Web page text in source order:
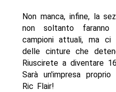
Non manca, infine, la
non soltanto
campioni attuali, ma ci
delle cinture che
Riuscirete a diventare
Sarà un'impresa
Ric Flair!